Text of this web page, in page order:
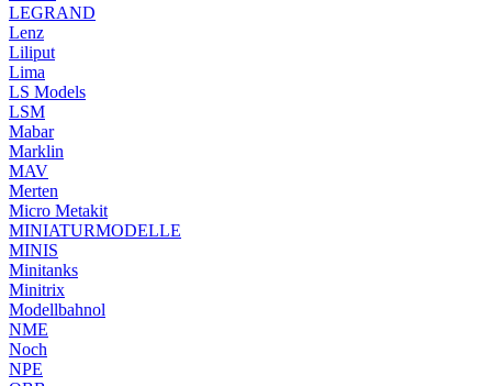
LEGRAND
Lenz
Liliput
Lima
LS Models
LSM
Mabar
Marklin
MAV
Merten
Micro Metakit
MINIATURMODELLE
MINIS
Minitanks
Minitrix
Modellbahnol
NME
Noch
NPE